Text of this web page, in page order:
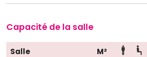
Capacité de la salle
Salle
M²